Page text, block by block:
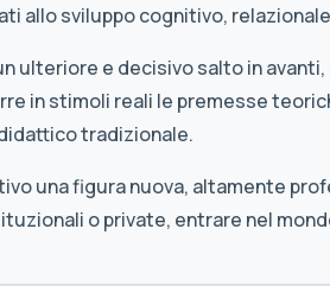
allo sviluppo cognitivo,
ulteriore e decisivo salto in
in stimoli reali le premesse
tradizionale.
una figura nuova, altamente
o private, entrare nel